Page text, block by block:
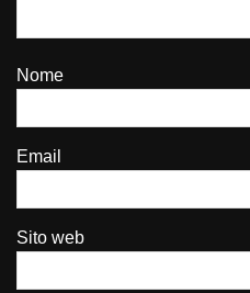
Nome
Email
Sito web